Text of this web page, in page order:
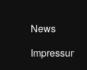
News
Impressum